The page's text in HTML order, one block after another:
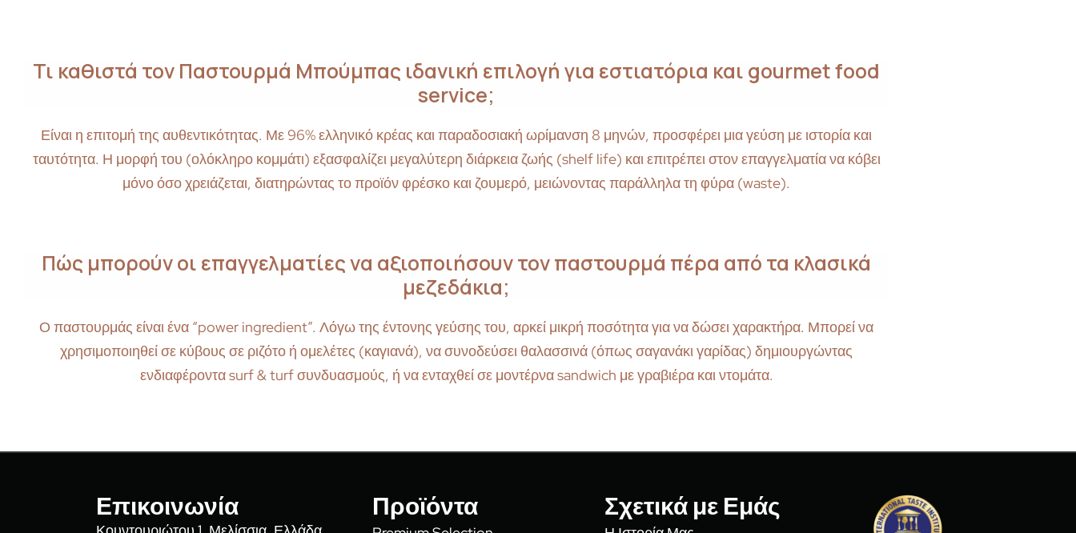
Τι καθιστά τον Παστουρμά Μπούμπας ιδανική επιλογή για εστιατόρια και gourmet food
service;
Είναι η επιτομή της αυθεντικότητας. Με 96% ελληνικό κρέας και παραδοσιακή ωρίμανση 8 μηνών, προσφέρει μια γεύση με ιστορία και
ταυτότητα. Η μορφή του (ολόκληρο κομμάτι) εξασφαλίζει μεγαλύτερη διάρκεια ζωής (shelf life) και επιτρέπει στον επαγγελματία να κόβει
μόνο όσο χρειάζεται, διατηρώντας το προϊόν φρέσκο και ζουμερό, μειώνοντας παράλληλα τη φύρα (waste).
Πώς μπορούν οι επαγγελματίες να αξιοποιήσουν τον παστουρμά πέρα από τα κλασικά
μεζεδάκια;
Ο παστουρμάς είναι ένα “power ingredient”. Λόγω της έντονης γεύσης του, αρκεί μικρή ποσότητα για να δώσει χαρακτήρα. Μπορεί να
χρησιμοποιηθεί σε κύβους σε ριζότο ή ομελέτες (καγιανά), να συνοδεύσει θαλασσινά (όπως σαγανάκι γαρίδας) δημιουργώντας
ενδιαφέροντα surf & turf συνδυασμούς, ή να ενταχθεί σε μοντέρνα sandwich με γραβιέρα και ντομάτα.
Επικοινωνία Προϊόντα Σχετικά με Εμάς